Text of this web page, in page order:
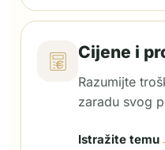
Cijene i
Razumijte
zaradu svog
Istražite temu